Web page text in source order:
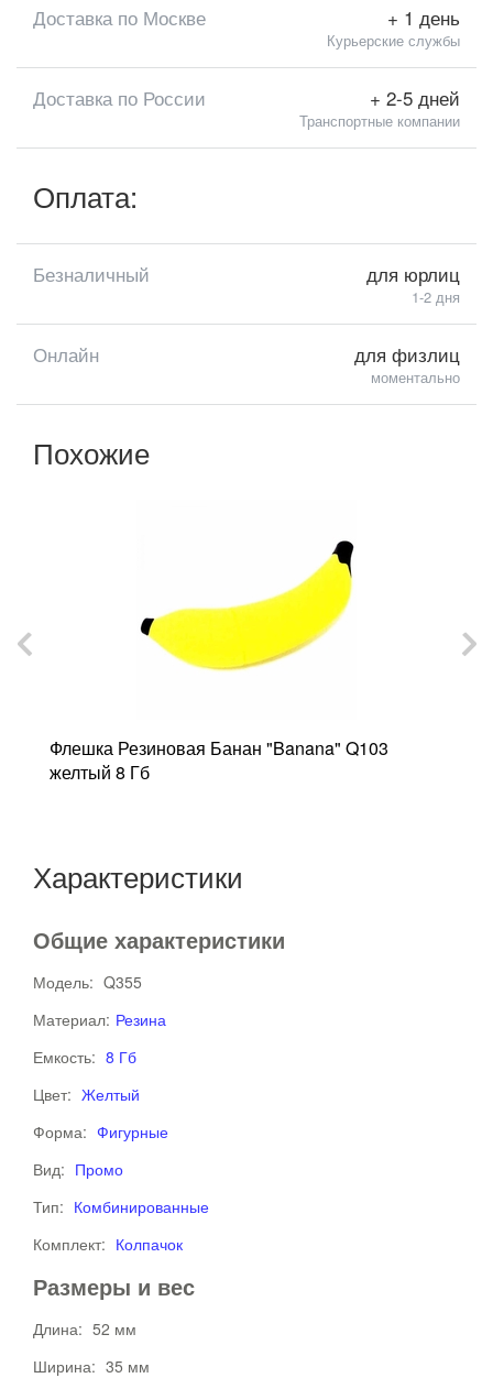
Доставка по Москве + 1 день
Курьерские службы
Доставка по России + 2-5 дней
Транспортные компании
Оплата:
Безналичный для юрлиц
1-2 дня
Онлайн для физлиц
моментально
Похожие
Флешка Резиновая Банан "Banana" Q103
желтый 8 Гб
Характеристики
Общие характеристики
Модель: Q355
Материал: Резина
Емкость: 8 Гб
Цвет: Желтый
Форма: Фигурные
Вид: Промо
Тип: Комбинированные
Комплект: Колпачок
Размеры и вес
Длина: 52 мм
Ширина: 35 мм